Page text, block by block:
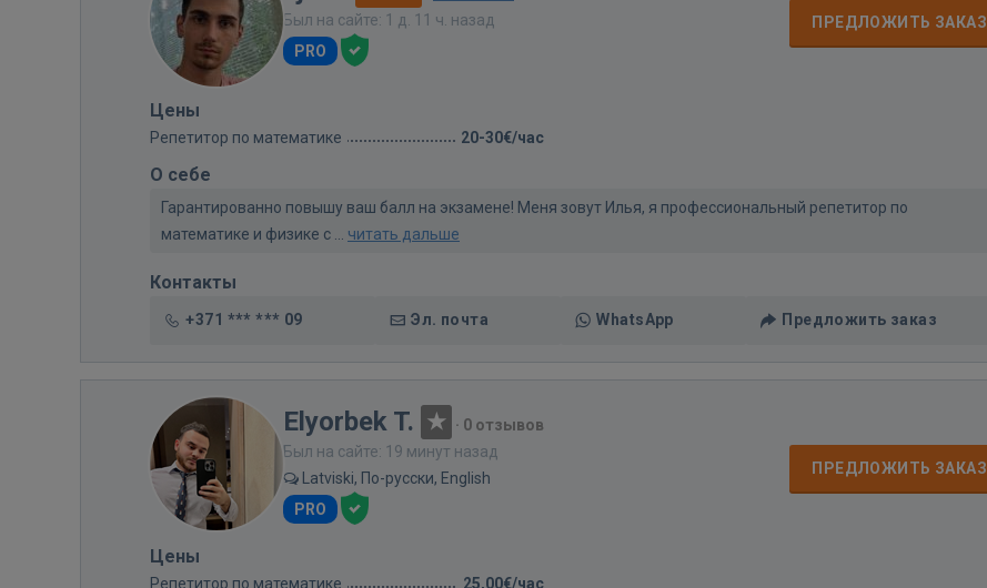
Был на сайте: 1 д. 11 ч. назад
PRO
ПРЕДЛОЖИТЬ ЗАКАЗ
Цены
Репетитор по математике 20-30€/час
О себе
Гарантированно повышу ваш балл на экзамене! Меня зовут Илья, я профессиональный репетитор по
математике и физике с ... читать дальше
Контакты
+371 *** *** 09 Эл. почта WhatsApp Предложить заказ
Elyorbek T. · 0 отзывов
Был на сайте: 19 минут назад
Latviski, По-русски, English
PRO
ПРЕДЛОЖИТЬ ЗАКАЗ
Цены
Репетитор по математике 25,00€/час